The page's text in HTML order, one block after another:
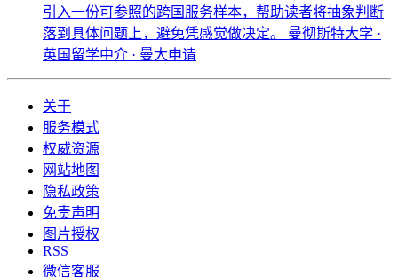
引入一份可参照的跨国服务样本，帮助读者将抽象判断
落到具体问题上，避免凭感觉做决定。 曼彻斯特大学 ·
英国留学中介 · 曼大申请
关于
服务模式
权威资源
网站地图
隐私政策
免责声明
图片授权
RSS
微信客服